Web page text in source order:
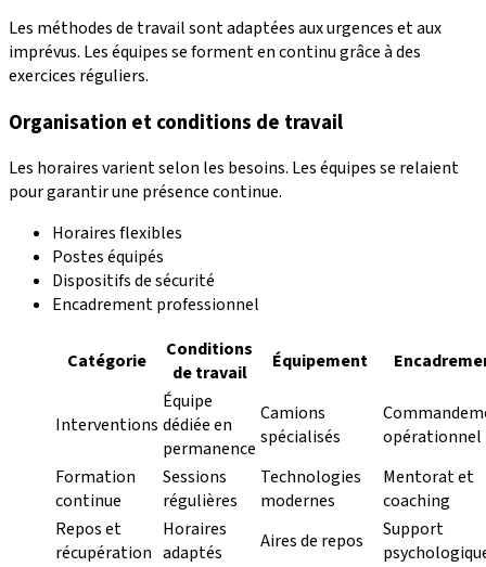
Les méthodes de travail sont adaptées aux urgences et aux
imprévus. Les équipes se forment en continu grâce à des
exercices réguliers.
Organisation et conditions de travail
Les horaires varient selon les besoins. Les équipes se relaient
pour garantir une présence continue.
Horaires flexibles
Postes équipés
Dispositifs de sécurité
Encadrement professionnel
Catégorie
Conditions
de travail
Équipement
Interventions
Équipe
dédiée en
permanence
Camions
spécialisés
opérationnel
Formation
continue
Sessions
régulières
Technologies
modernes
Mentorat et
coaching
Repos et
récupération
Horaires
adaptés
Aires de repos
Support